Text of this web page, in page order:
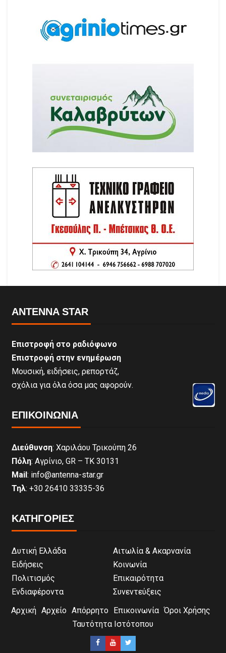
ANTENNA STAR
Επιστροφή στο ραδιόφωνο
Επιστροφή στην ενημέρωση
Μουσική, ειδήσεις, ρεπορτάζ,
σχόλια για όλα όσα μας αφορούν.
ΕΠΙΚΟΙΝΩΝΊΑ
Διεύθυνση: Χαριλάου Τρικούπη 26
Πόλη: Αγρίνιο, GR – ΤΚ 30131
Mail : info@antenna-star.gr
Τηλ: +30 26410 33335-36
ΚΑΤΗΓΟΡΙΕΣ
Δυτική Ελλάδα
Αιτωλία & Ακαρνανία
Ειδήσεις
Κοινωνία
Πολιτισμός
Επικαιρότητα
Ενδιαφέροντα
Συνεντεύξεις
Αρχική Αρχείο Απόρρητο Επικοινωνία Όροι Χρήσης
Ταυτότητα Ιστότοπου